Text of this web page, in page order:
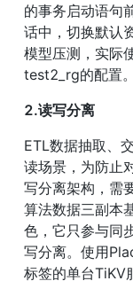
的事务启动语句
话中，切换默认
模型压测，实际
test2_rg的配置。
2.读写分离
ETL数据抽取、
读场景，为防止
写分离架构，需
算法数据三副本
色，它只参与同
写分离。使用
标签的单台TiKV